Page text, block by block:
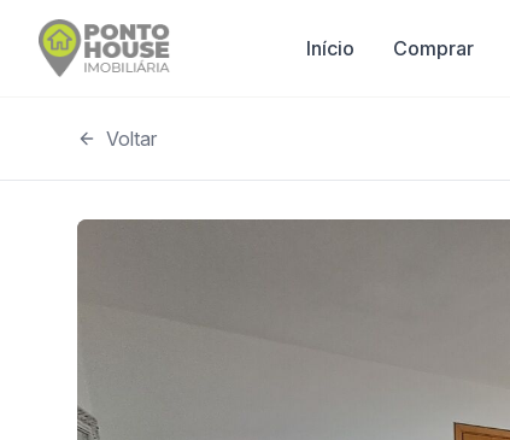
Início Comprar
Voltar